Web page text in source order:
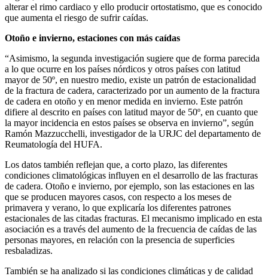
alterar el rimo cardiaco y ello producir ortostatismo, que es conocido
que aumenta el riesgo de sufrir caídas.
Otoño e invierno, estaciones con más caídas
“Asimismo, la segunda investigación sugiere que de forma parecida
a lo que ocurre en los países nórdicos y otros países con latitud
mayor de 50º, en nuestro medio, existe un patrón de estacionalidad
de la fractura de cadera, caracterizado por un aumento de la fractura
de cadera en otoño y en menor medida en invierno. Este patrón
difiere al descrito en países con latitud mayor de 50º, en cuanto que
la mayor incidencia en estos países se observa en invierno”, según
Ramón Mazzucchelli, investigador de la URJC del departamento de
Reumatología del HUFA.
Los datos también reflejan que, a corto plazo, las diferentes
condiciones climatológicas influyen en el desarrollo de las fracturas
de cadera. Otoño e invierno, por ejemplo, son las estaciones en las
que se producen mayores casos, con respecto a los meses de
primavera y verano, lo que explicaría los diferentes patrones
estacionales de las citadas fracturas. El mecanismo implicado en esta
asociación es a través del aumento de la frecuencia de caídas de las
personas mayores, en relación con la presencia de superficies
resbaladizas.
También se ha analizado si las condiciones climáticas y de calidad